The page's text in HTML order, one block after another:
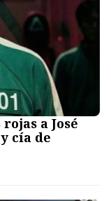
a José
cía de